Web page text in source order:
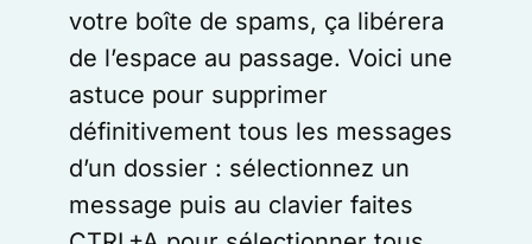
votre boîte de spams, ça libérera
de l’espace au passage. Voici une
astuce pour supprimer
définitivement tous les messages
d’un dossier : sélectionnez un
message puis au clavier faites